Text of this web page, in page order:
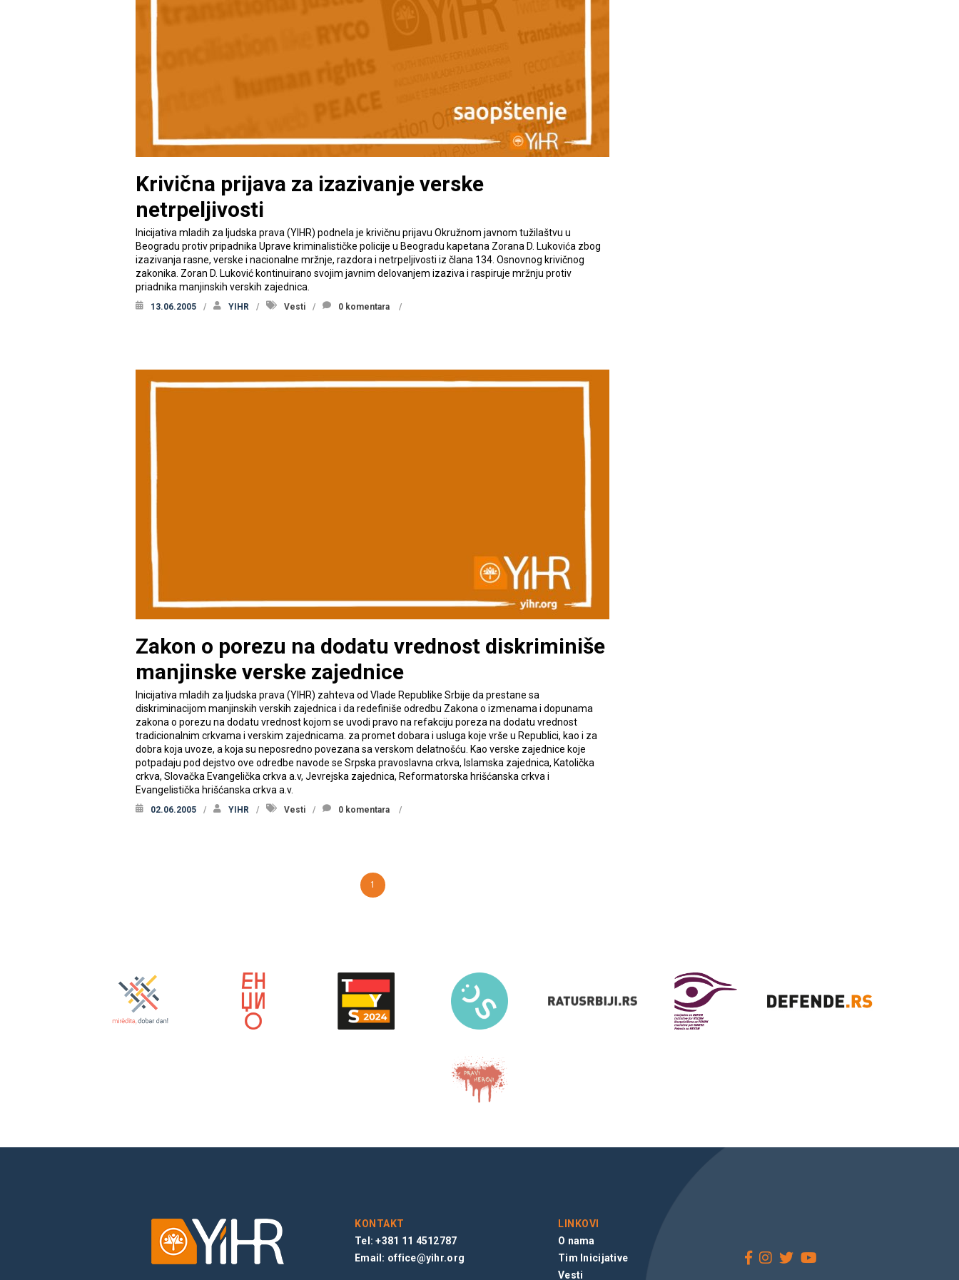
Krivična prijava za izazivanje verske
netrpeljivosti
Inicijativa mladih za ljudska prava (YIHR) podnela je krivičnu prijavu Okružnom javnom tužilaštvu u
Beogradu protiv pripadnika Uprave kriminalističke policije u Beogradu kapetana Zorana D. Lukovića zbog
izazivanja rasne, verske i nacionalne mržnje, razdora i netrpeljivosti iz člana 134. Osnovnog krivičnog
zakonika. Zoran D. Luković kontinuirano svojim javnim delovanjem izaziva i raspiruje mržnju protiv
priadnika manjinskih verskih zajednica.
13.06.2005 YIHR Vesti 0 komentara
Zakon o porezu na dodatu vrednost diskriminiše
manjinske verske zajednice
Inicijativa mladih za ljudska prava (YIHR) zahteva od Vlade Republike Srbije da prestane sa
diskriminacijom manjinskih verskih zajednica i da redefiniše odredbu Zakona o izmenama i dopunama
zakona o porezu na dodatu vrednost kojom se uvodi pravo na refakciju poreza na dodatu vrednost
tradicionalnim crkvama i verskim zajednicama. za promet dobara i usluga koje vrše u Republici, kao i za
dobra koja uvoze, a koja su neposredno povezana sa verskom delatnošću. Kao verske zajednice koje
potpadaju pod dejstvo ove odredbe navode se Srpska pravoslavna crkva, Islamska zajednica, Katolička
crkva, Slovačka Evangelička crkva a.v, Jevrejska zajednica, Reformatorska hrišćanska crkva i
Evangelistička hrišćanska crkva a.v.
02.06.2005 YIHR Vesti 0 komentara
1
KONTAKT
Tel: +381 11 4512787
Email: office@yihr.org
LINKOVI
O nama
Tim Inicijative
Vesti